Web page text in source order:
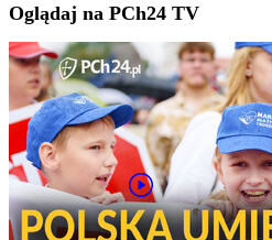
Oglądaj na PCh24 TV